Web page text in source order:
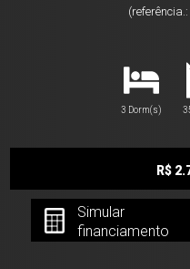
3 Dorm(s)
R$
Simular
financiamento